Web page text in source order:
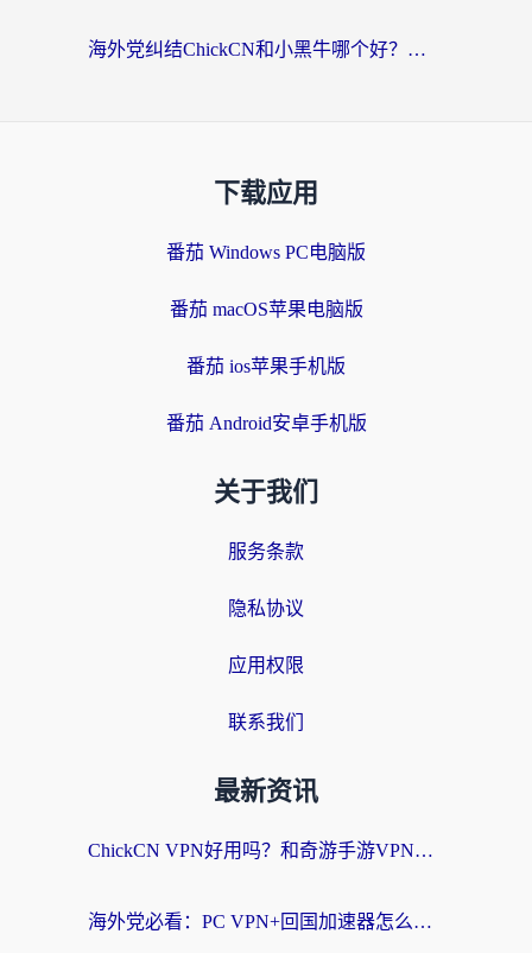
海外党纠结ChickCN和小黑牛哪个好？一篇帮你选对回国加速器的实用指南
下载应用
番茄 Windows PC电脑版
番茄 macOS苹果电脑版
番茄 ios苹果手机版
番茄 Android安卓手机版
关于我们
服务条款
隐私协议
应用权限
联系我们
最新资讯
ChickCN VPN好用吗？和奇游手游VPN对比哪个回国效果更好？海外党亲测实用指南
海外党必看：PC VPN+回国加速器怎么选？无缝访问国内资源全攻略